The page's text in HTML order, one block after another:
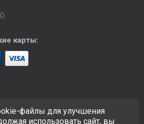
карты:
Сайтhttps://ksk24.ruсоздан
файлы для улучшения
использовать сайт, вы